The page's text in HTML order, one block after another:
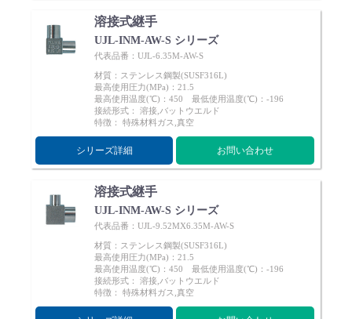
溶接式継手
UJL-INM-AW-S シリーズ
代表品番：UJL-6.35M-AW-S
材質：ステンレス鋼製(SUSF316L)
最高使用圧力(MPa)：21.5
最高使用温度(℃)：450 最低使用温度(℃)：-196
接続形式： 溶接,バットウエルド
特徴： 特殊材料ガス,真空
シリーズ詳細 お問い合わせ
溶接式継手
UJL-INM-AW-S シリーズ
代表品番：UJL-9.52MX6.35M-AW-S
材質：ステンレス鋼製(SUSF316L)
最高使用圧力(MPa)：21.5
最高使用温度(℃)：450 最低使用温度(℃)：-196
接続形式： 溶接,バットウエルド
特徴： 特殊材料ガス,真空